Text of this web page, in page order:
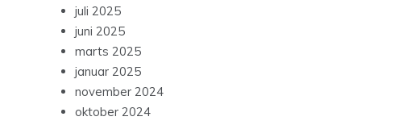
juli 2025
juni 2025
marts 2025
januar 2025
november 2024
oktober 2024